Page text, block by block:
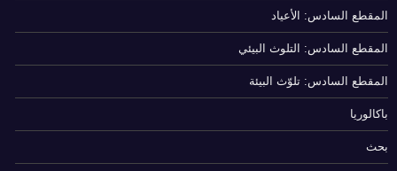
المقطع السادس: الأعياد
المقطع السادس: التلوث البيئي
المقطع السادس: تلوّث البيئة
باكالوريا
بحث